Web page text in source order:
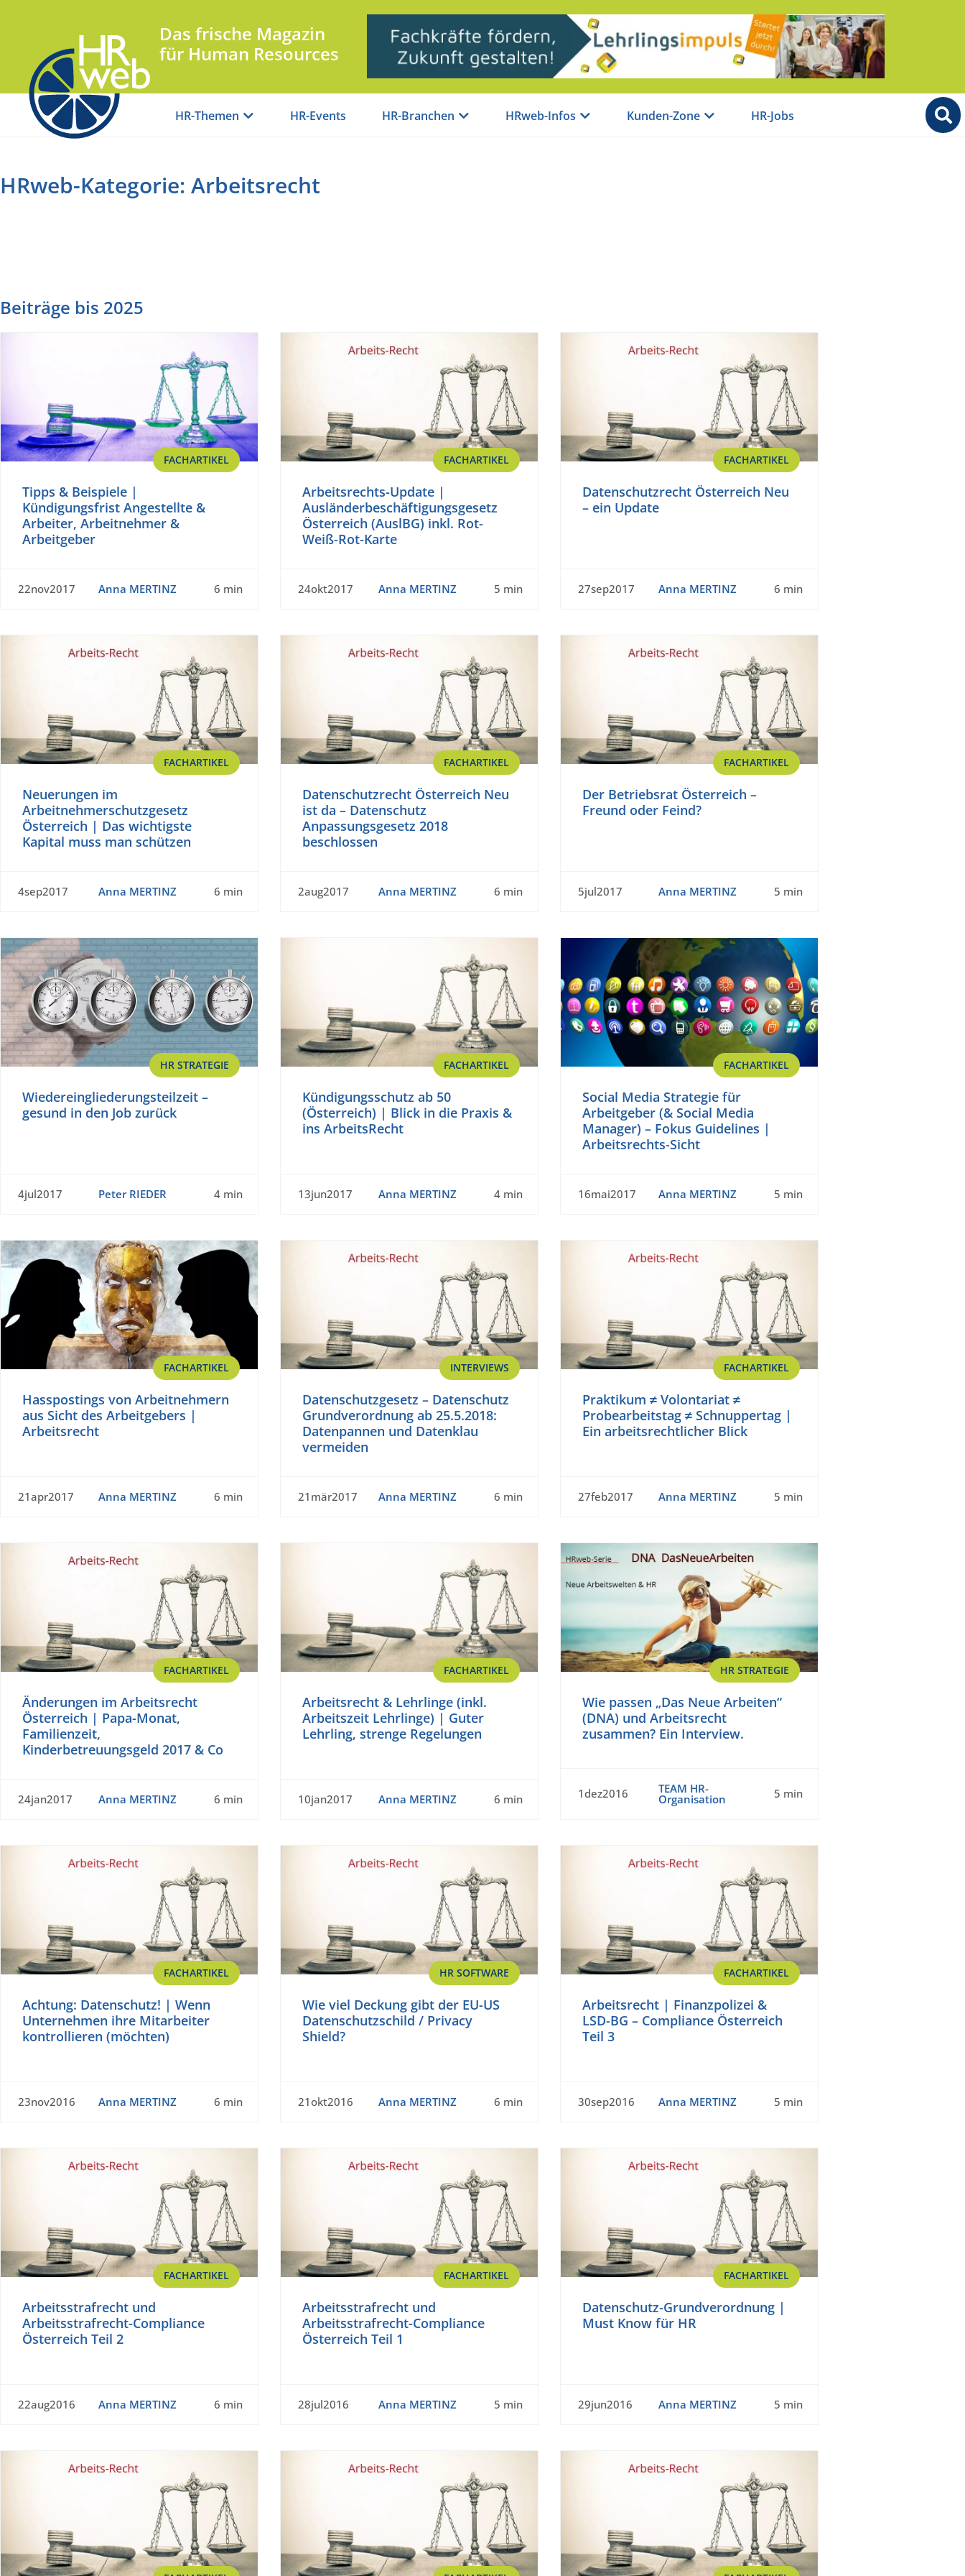
Das frische Magazin
für Human Resources
HR-Themen HR-Events HR-Branchen HRweb-Infos Kunden-Zone HR-Jobs
HRweb-Kategorie: Arbeitsrecht
Beiträge bis 2025
FACHARTIKEL
Tipps & Beispiele |
Kündigungsfrist Angestellte &
Arbeiter, Arbeitnehmer &
Arbeitgeber
22nov2017 Anna MERTINZ 6 min
FACHARTIKEL
Arbeitsrechts-Update |
Ausländerbeschäftigungsgesetz
Österreich (AuslBG) inkl. Rot-
Weiß-Rot-Karte
24okt2017 Anna MERTINZ 5 min
FACHARTIKEL
Datenschutzrecht Österreich Neu
– ein Update
27sep2017 Anna MERTINZ 6 min
FACHARTIKEL
Neuerungen im
Arbeitnehmerschutzgesetz
Österreich | Das wichtigste
Kapital muss man schützen
4sep2017 Anna MERTINZ 6 min
FACHARTIKEL
Datenschutzrecht Österreich Neu
ist da – Datenschutz
Anpassungsgesetz 2018
beschlossen
2aug2017 Anna MERTINZ 6 min
FACHARTIKEL
Der Betriebsrat Österreich –
Freund oder Feind?
5jul2017 Anna MERTINZ 5 min
HR STRATEGIE
Wiedereingliederungsteilzeit –
gesund in den Job zurück
4jul2017 Peter RIEDER 4 min
FACHARTIKEL
Kündigungsschutz ab 50
(Österreich) | Blick in die Praxis &
ins ArbeitsRecht
13jun2017 Anna MERTINZ 4 min
FACHARTIKEL
Social Media Strategie für
Arbeitgeber (& Social Media
Manager) – Fokus Guidelines |
Arbeitsrechts-Sicht
16mai2017 Anna MERTINZ 5 min
FACHARTIKEL
Hasspostings von Arbeitnehmern
aus Sicht des Arbeitgebers |
Arbeitsrecht
21apr2017 Anna MERTINZ 6 min
INTERVIEWS
Datenschutzgesetz – Datenschutz
Grundverordnung ab 25.5.2018:
Datenpannen und Datenklau
vermeiden
21mär2017 Anna MERTINZ 6 min
FACHARTIKEL
Praktikum ≠ Volontariat ≠
Probearbeitstag ≠ Schnuppertag |
Ein arbeitsrechtlicher Blick
27feb2017 Anna MERTINZ 5 min
FACHARTIKEL
Änderungen im Arbeitsrecht
Österreich | Papa-Monat,
Familienzeit,
Kinderbetreuungsgeld 2017 & Co
24jan2017 Anna MERTINZ 6 min
FACHARTIKEL
Arbeitsrecht & Lehrlinge (inkl.
Arbeitszeit Lehrlinge) | Guter
Lehrling, strenge Regelungen
10jan2017 Anna MERTINZ 6 min
HR STRATEGIE
Wie passen „Das Neue Arbeiten“
(DNA) und Arbeitsrecht
zusammen? Ein Interview.
1dez2016 TEAM HR-
Organisation 5 min
FACHARTIKEL
Achtung: Datenschutz! | Wenn
Unternehmen ihre Mitarbeiter
kontrollieren (möchten)
23nov2016 Anna MERTINZ 6 min
HR SOFTWARE
Wie viel Deckung gibt der EU-US
Datenschutzschild / Privacy
Shield?
21okt2016 Anna MERTINZ 6 min
FACHARTIKEL
Arbeitsrecht | Finanzpolizei &
LSD-BG – Compliance Österreich
Teil 3
30sep2016 Anna MERTINZ 5 min
FACHARTIKEL
Arbeitsstrafrecht und
Arbeitsstrafrecht-Compliance
Österreich Teil 2
22aug2016 Anna MERTINZ 6 min
FACHARTIKEL
Arbeitsstrafrecht und
Arbeitsstrafrecht-Compliance
Österreich Teil 1
28jul2016 Anna MERTINZ 5 min
FACHARTIKEL
Datenschutz-Grundverordnung |
Must Know für HR
29jun2016 Anna MERTINZ 5 min